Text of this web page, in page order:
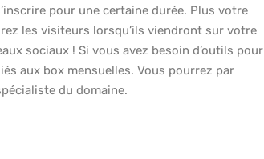
pour une certaine durée. Plus votre
les visiteurs lorsqu’ils viendront sur votre
sociaux ! Si vous avez besoin d’outils pour
aux box mensuelles. Vous pourrez par
du domaine.